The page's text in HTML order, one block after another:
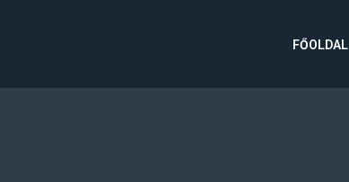
FŐOLDAL